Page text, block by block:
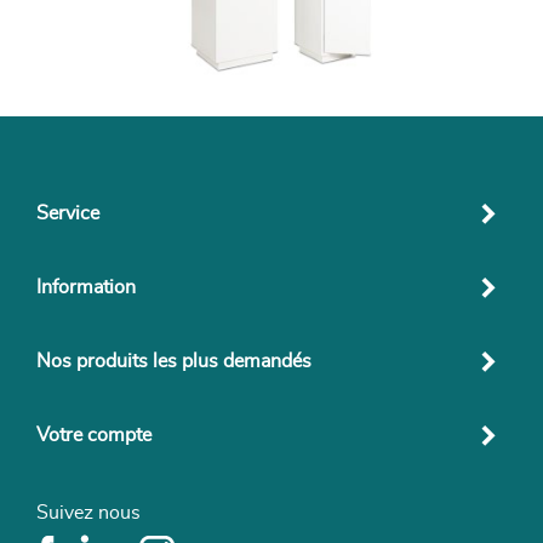
Service
Information
Nos produits les plus demandés
Votre compte
Suivez nous